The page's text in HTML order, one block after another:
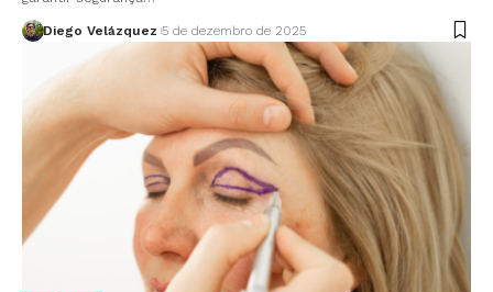
Diego Velázquez 5 de dezembro de 2025